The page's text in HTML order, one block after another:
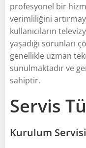
profesyonel bir
verimliliğini
kullanıcıların
yaşadığı sorunları
genellikle uzman
sunulmaktadır ve
sahiptir.
Servis
Kurulum Servisi